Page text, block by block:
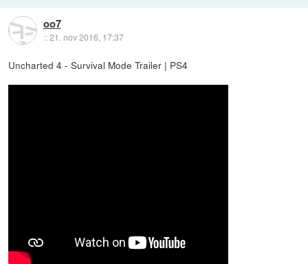
oo7
::21. nov 2016, 17:37
Uncharted 4 - Survival Mode Trailer | PS4